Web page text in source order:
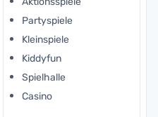
Partyspiele
Kleinspiele
Kiddyfun
Spielhalle
Casino